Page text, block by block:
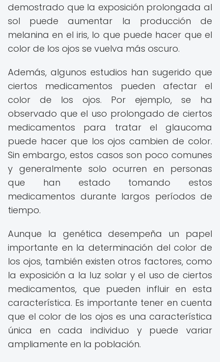
demostrado que la exposición prolongada al
sol puede aumentar la producción de
melanina en el iris, lo que puede hacer que el
color de los ojos se vuelva más oscuro.
Además, algunos estudios han sugerido que
ciertos medicamentos pueden afectar el
color de los ojos. Por ejemplo, se ha
observado que el uso prolongado de ciertos
medicamentos para tratar el glaucoma
puede hacer que los ojos cambien de color.
Sin embargo, estos casos son poco comunes
y generalmente solo ocurren en personas
que han estado tomando estos
medicamentos durante largos períodos de
tiempo.
Aunque la genética desempeña un papel
importante en la determinación del color de
los ojos, también existen otros factores, como
la exposición a la luz solar y el uso de ciertos
medicamentos, que pueden influir en esta
característica. Es importante tener en cuenta
que el color de los ojos es una característica
única en cada individuo y puede variar
ampliamente en la población.